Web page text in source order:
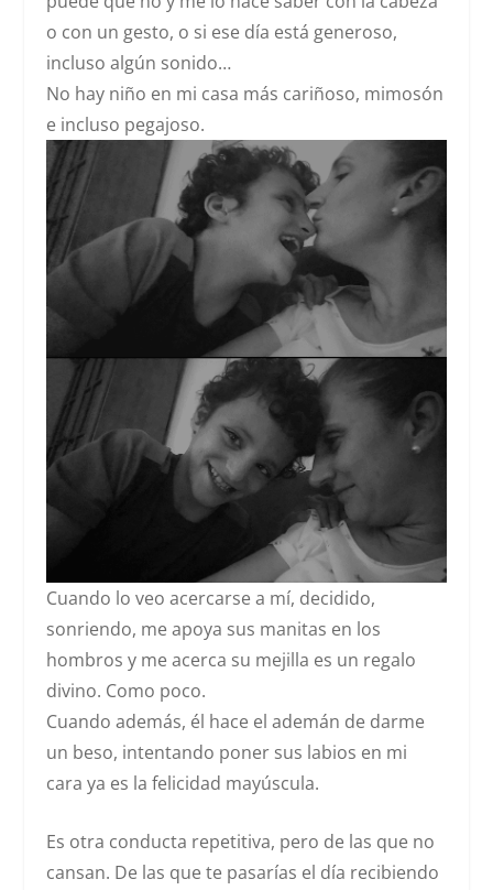
o con un gesto, o si ese día está generoso,
incluso algún sonido…
No hay niño en mi casa más cariñoso, mimosón
e incluso pegajoso.
Cuando lo veo acercarse a mí, decidido,
sonriendo, me apoya sus manitas en los
hombros y me acerca su mejilla es un regalo
divino. Como poco.
Cuando además, él hace el ademán de darme
un beso, intentando poner sus labios en mi
cara ya es la felicidad mayúscula.
Es otra conducta repetitiva, pero de las que no
cansan. De las que te pasarías el día recibiendo